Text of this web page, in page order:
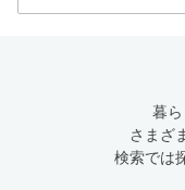
暮ら
さまざ
検索では